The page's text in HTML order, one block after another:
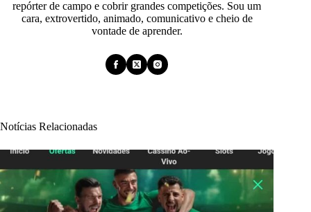
repórter de campo e cobrir grandes competições. Sou um
cara, extrovertido, animado, comunicativo e cheio de
vontade de aprender.
Notícias Relacionadas